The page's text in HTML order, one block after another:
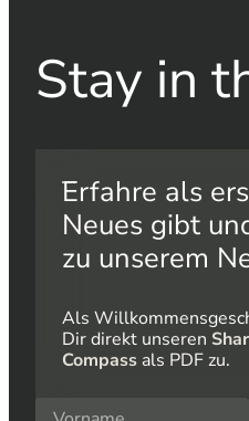
Stay in
Erfahre als
Neues gibt
zu unserem
Als
Dir direkt unseren
Compass als PDF zu.